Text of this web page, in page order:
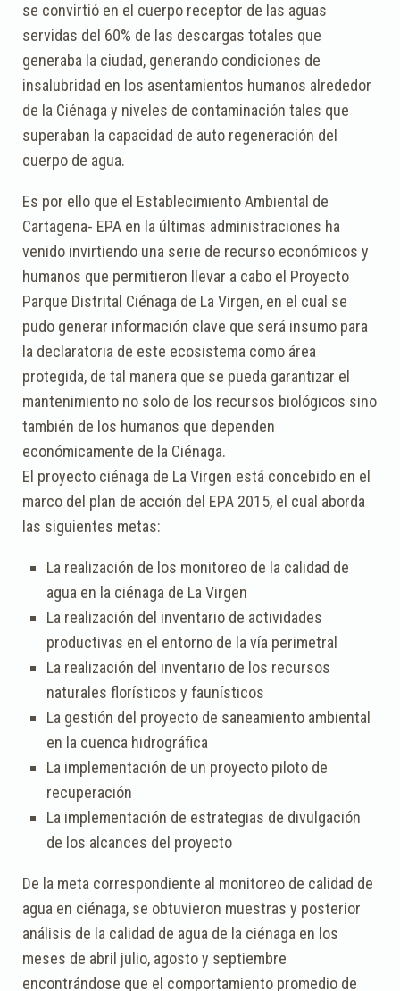
se convirtió en el cuerpo receptor de las aguas
servidas del 60% de las descargas totales que
generaba la ciudad, generando condiciones de
insalubridad en los asentamientos humanos alrededor
de la Ciénaga y niveles de contaminación tales que
superaban la capacidad de auto regeneración del
cuerpo de agua.
Es por ello que el Establecimiento Ambiental de
Cartagena- EPA en la últimas administraciones ha
venido invirtiendo una serie de recurso económicos y
humanos que permitieron llevar a cabo el Proyecto
Parque Distrital Ciénaga de La Virgen, en el cual se
pudo generar información clave que será insumo para
la declaratoria de este ecosistema como área
protegida, de tal manera que se pueda garantizar el
mantenimiento no solo de los recursos biológicos sino
también de los humanos que dependen
económicamente de la Ciénaga.
El proyecto ciénaga de La Virgen está concebido en el
marco del plan de acción del EPA 2015, el cual aborda
las siguientes metas:
La realización de los monitoreo de la calidad de
agua en la ciénaga de La Virgen
La realización del inventario de actividades
productivas en el entorno de la vía perimetral
La realización del inventario de los recursos
naturales florísticos y faunísticos
La gestión del proyecto de saneamiento ambiental
en la cuenca hidrográfica
La implementación de un proyecto piloto de
recuperación
La implementación de estrategias de divulgación
de los alcances del proyecto
De la meta correspondiente al monitoreo de calidad de
agua en ciénaga, se obtuvieron muestras y posterior
análisis de la calidad de agua de la ciénaga en los
meses de abril julio, agosto y septiembre
encontrándose que el comportamiento promedio de